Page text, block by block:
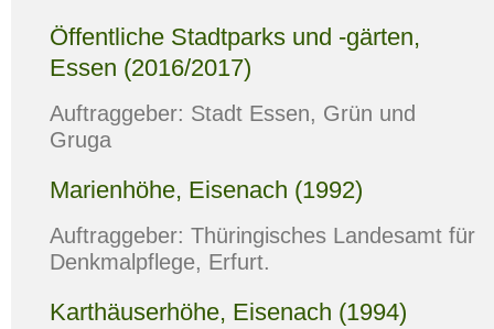
Öffentliche Stadtparks und -gärten,
Essen (2016/2017)
Auftraggeber: Stadt Essen, Grün und
Gruga
Marienhöhe, Eisenach (1992)
Auftraggeber: Thüringisches Landesamt für
Denkmalpflege, Erfurt.
Karthäuserhöhe, Eisenach (1994)